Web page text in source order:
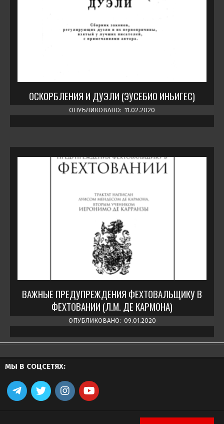
ОСКОРБЛЕНИЯ И ДУЭЛИ (ЭУСЕБИО ИНЬИГЕС)
ОПУБЛИКОВАНО: 11.02.2020
ВАЖНЫЕ ПРЕДУПРЕЖДЕНИЯ ФЕХТОВАЛЬЩИКУ В
ФЕХТОВАНИИ (Л.М. ДЕ КАРМОНА)
ОПУБЛИКОВАНО: 09.01.2020
МЫ В СОЦСЕТЯХ: